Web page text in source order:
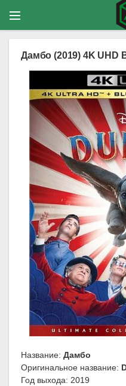
Дамбо (2019) 4K UHD
Название: Дамбо
Оригинальное название:
Год выхода: 2019